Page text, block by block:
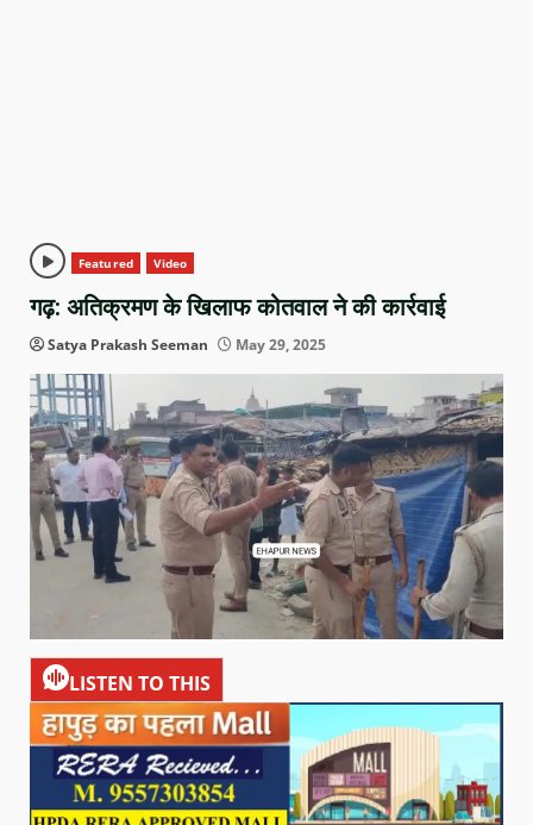
Featured Video
गढ़: अतिक्रमण के खिलाफ कोतवाल ने की कार्रवाई
Satya Prakash Seeman May 29, 2025
LISTEN TO THIS